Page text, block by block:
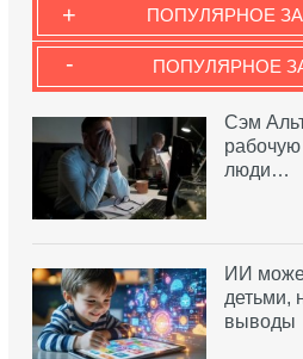
ПОПУЛЯРНОЕ
+
ПОПУЛЯРНОЕ
-
Сэм
люди…
ИИ
детьми,
выводы